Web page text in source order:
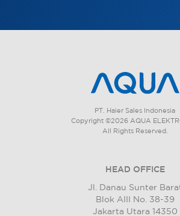
PT. Haier Sales Indonesia
Copyright ©2026 AQUA
All Rights Reserved.
HEAD OFFICE
Jl. Danau Sunter
Blok AIII No. 38-39
Jakarta Utara 14350